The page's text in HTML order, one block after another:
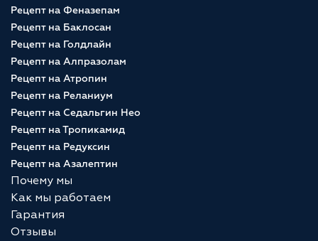
Рецепт на Феназепам
Рецепт на Баклосан
Рецепт на Голдлайн
Рецепт на Алпразолам
Рецепт на Атропин
Рецепт на Реланиум
Рецепт на Седальгин Нео
Рецепт на Тропикамид
Рецепт на Редуксин
Рецепт на Азалептин
Почему мы
Как мы работаем
Гарантия
Отзывы